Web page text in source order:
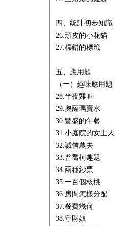
四、統計初步知識
26.頑皮的小花貓
27.標錯的標籤
五、應用題
（一）趣味應用題
28.半夜雞叫
29.奧薩瑪賣水
30.豐盛的午餐
31.小庭院的女主人
32.誠信農夫
33.普喬柯趣題
34.兩種鈔票
35.一百個核桃
36.房間怎樣分配
37.餐費幾何
38.守財奴